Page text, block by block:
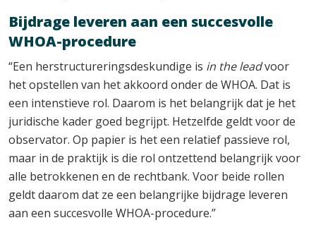
Bijdrage leveren aan een succesvolle
WHOA-procedure
“Een herstructureringsdeskundige is in the leadvoor
het opstellen van het akkoord onder de WHOA. Dat is
een intenstieve rol. Daarom is het belangrijk dat je het
juridische kader goed begrijpt. Hetzelfde geldt voor de
observator. Op papier is het een relatief passieve rol,
maar in de praktijk is die rol ontzettend belangrijk voor
alle betrokkenen en de rechtbank. Voor beide rollen
geldt daarom dat ze een belangrijke bijdrage leveren
aan een succesvolle WHOA-procedure.”